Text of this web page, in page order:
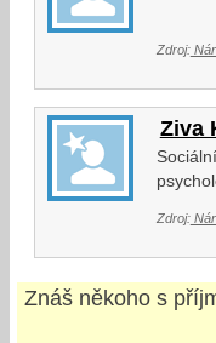
Zdroj:
Ziva
Zdroj:
Znáš někoho s